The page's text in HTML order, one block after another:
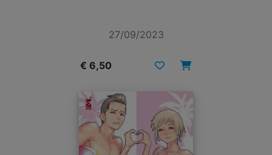
27/09/2023
€ 6,50